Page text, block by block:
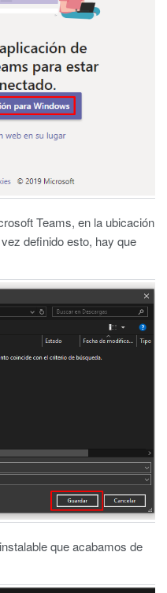
Teams, en la ubicación
definido esto, hay que
que acabamos de